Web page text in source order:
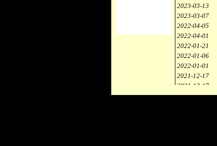
2023-03-13
2023-03-07
2022-04-05
2022-04-01
2022-01-21
2022-01-06
2022-01-01
2021-12-17
2021-12-17
2021-12-17